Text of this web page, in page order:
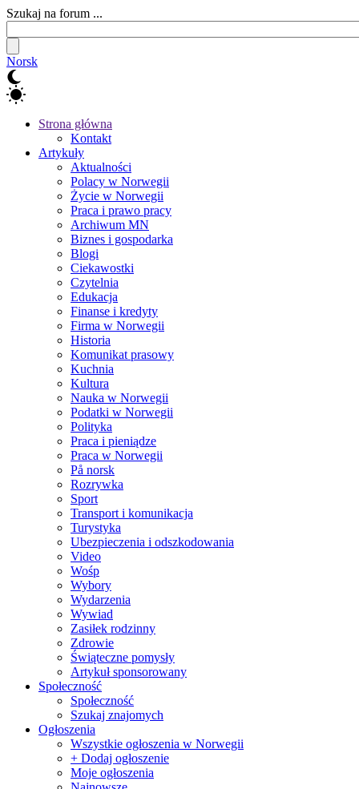
Szukaj na forum ...
Norsk
Strona główna
Kontakt
Artykuły
Aktualności
Polacy w Norwegii
Życie w Norwegii
Praca i prawo pracy
Archiwum MN
Biznes i gospodarka
Blogi
Ciekawostki
Czytelnia
Edukacja
Finanse i kredyty
Firma w Norwegii
Historia
Komunikat prasowy
Kuchnia
Kultura
Nauka w Norwegii
Podatki w Norwegii
Polityka
Praca i pieniądze
Praca w Norwegii
På norsk
Rozrywka
Sport
Transport i komunikacja
Turystyka
Ubezpieczenia i odszkodowania
Video
Wośp
Wybory
Wydarzenia
Wywiad
Zasiłek rodzinny
Zdrowie
Świąteczne pomysły
Artykuł sponsorowany
Społeczność
Społeczność
Szukaj znajomych
Ogłoszenia
Wszystkie ogłoszenia w Norwegii
+ Dodaj ogłoszenie
Moje ogłoszenia